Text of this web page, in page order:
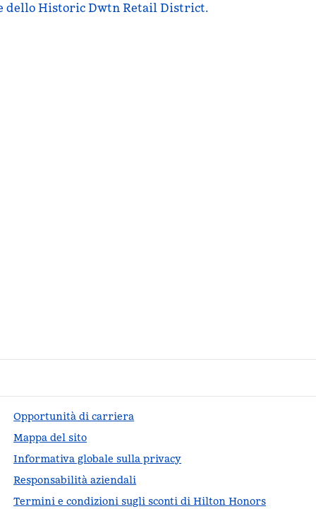
dello Historic Dwtn Retail District.
Opportunità di carriera
Mappa del sito
Informativa globale sulla privacy
Responsabilità aziendali
Termini e condizioni sugli sconti di Hilton Honors